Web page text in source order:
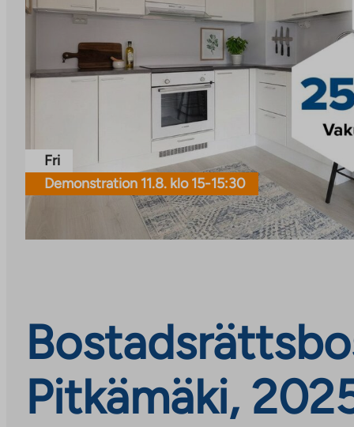
Fri
Demonstration 11.8. klo 15-15:30
Pitkämäki,